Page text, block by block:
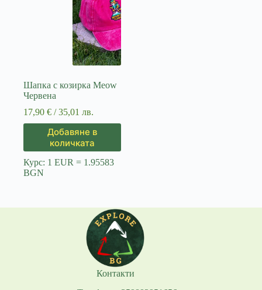
Шапка с козирка Meow
Червена
17,90 € / 35,01 лв.
Добавяне в
количката
Курс: 1 EUR = 1.95583
BGN
Контакти